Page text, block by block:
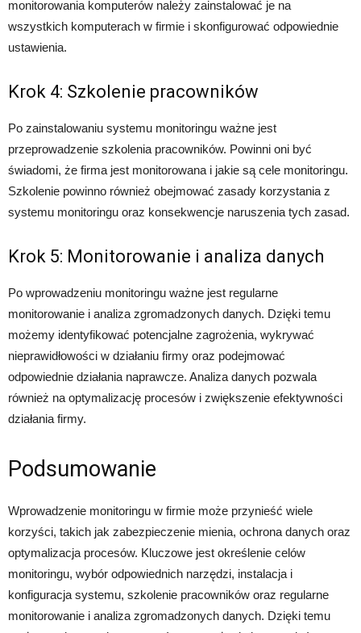
monitorowania komputerów należy zainstalować je na
wszystkich komputerach w firmie i skonfigurować odpowiednie
ustawienia.
Krok 4: Szkolenie pracowników
Po zainstalowaniu systemu monitoringu ważne jest
przeprowadzenie szkolenia pracowników. Powinni oni być
świadomi, że firma jest monitorowana i jakie są cele monitoringu.
Szkolenie powinno również obejmować zasady korzystania z
systemu monitoringu oraz konsekwencje naruszenia tych zasad.
Krok 5: Monitorowanie i analiza danych
Po wprowadzeniu monitoringu ważne jest regularne
monitorowanie i analiza zgromadzonych danych. Dzięki temu
możemy identyfikować potencjalne zagrożenia, wykrywać
nieprawidłowości w działaniu firmy oraz podejmować
odpowiednie działania naprawcze. Analiza danych pozwala
również na optymalizację procesów i zwiększenie efektywności
działania firmy.
Podsumowanie
Wprowadzenie monitoringu w firmie może przynieść wiele
korzyści, takich jak zabezpieczenie mienia, ochrona danych oraz
optymalizacja procesów. Kluczowe jest określenie celów
monitoringu, wybór odpowiednich narzędzi, instalacja i
konfiguracja systemu, szkolenie pracowników oraz regularne
monitorowanie i analiza zgromadzonych danych. Dzięki temu